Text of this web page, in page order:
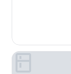
LEX HOTEL